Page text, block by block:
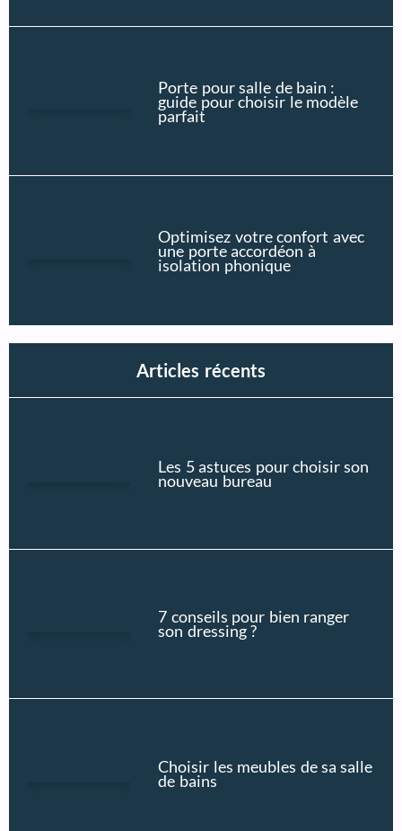
Porte pour salle de bain :
guide pour choisir le modèle
parfait
Optimisez votre confort avec
une porte accordéon à
isolation phonique
Articles récents
Les 5 astuces pour choisir son
nouveau bureau
7 conseils pour bien ranger
son dressing ?
Choisir les meubles de sa salle
de bains